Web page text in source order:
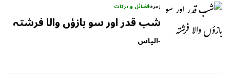
زمرہفضائل و برکات
شب قدر اور سو بازؤں والا فرشتہ
-الیاس